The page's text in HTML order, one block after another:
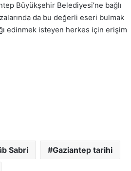
Büyükşehir Belediyesi’ne bağlı
da bu değerli eseri bulmak
edinmek isteyen herkes için erişim
Sabri Gaziantep tarihi